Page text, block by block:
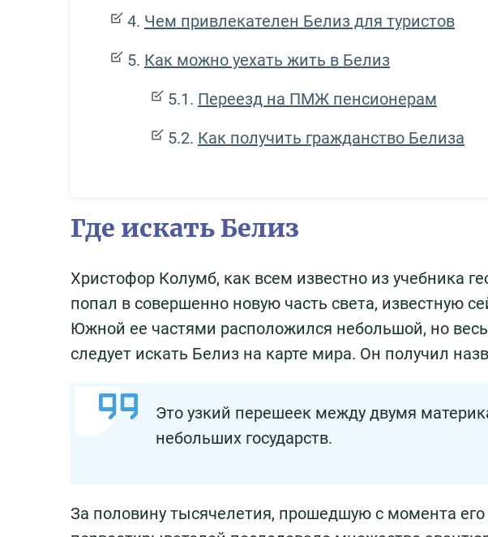
Чем привлекателен Белиз для туристов
Как можно уехать жить в Белиз
Переезд на ПМЖ пенсионерам
Как получить гражданство Белиза
Где искать Белиз
Христофор Колумб, как всем известно из учебника
попал в совершенно новую часть света, известную
Южной ее частями расположился небольшой, но
следует искать Белиз на карте мира. Он получил
Это узкий перешеек между двумя
небольших государств.
За половину тысячелетия, прошедшую с момента